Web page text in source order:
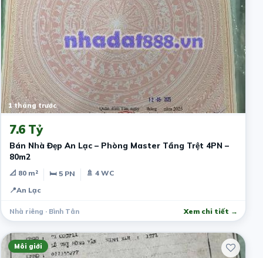
1 tháng trước
7.6 Tỷ
Bán Nhà Đẹp An Lạc – Phòng Master Tầng Trệt 4PN –
80m2
📐 80 m² 🛏 5 PN
🚿 4 WC
📍An Lạc
Nhà riêng · Bình Tân Xem chi tiết →
Môi giới